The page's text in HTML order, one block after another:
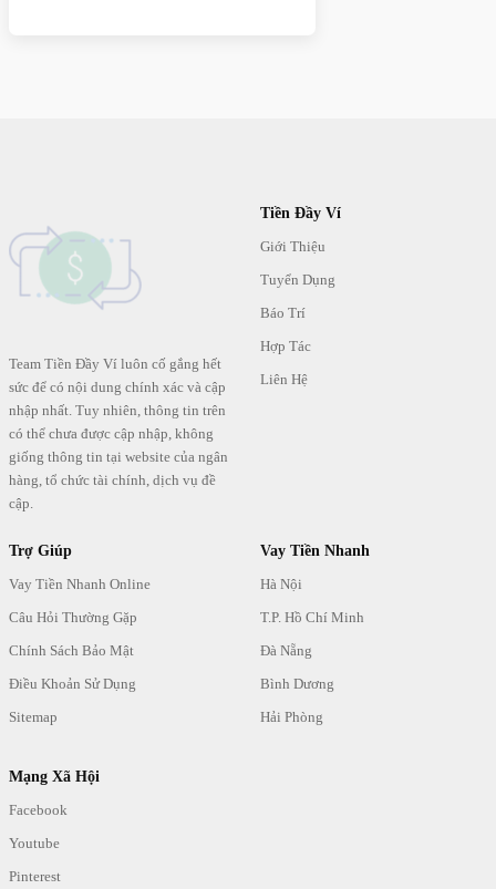
Team Tiền Đầy Ví luôn cố gắng hết
sức để có nội dung chính xác và cập
nhập nhất. Tuy nhiên, thông tin trên
có thể chưa được cập nhập, không
giống thông tin tại website của ngân
hàng, tổ chức tài chính, dịch vụ đề
cập.
Tiền Đầy Ví
Giới Thiệu
Tuyển Dụng
Báo Trí
Hợp Tác
Liên Hệ
Trợ Giúp
Vay Tiền Nhanh Online
Câu Hỏi Thường Gặp
Chính Sách Bảo Mật
Điều Khoản Sử Dụng
Sitemap
Vay Tiền Nhanh
Hà Nội
T.P. Hồ Chí Minh
Đà Nẵng
Bình Dương
Hải Phòng
Mạng Xã Hội
Facebook
Youtube
Pinterest